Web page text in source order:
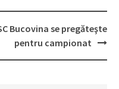
Bucovina se pregăteşte
pentru campionat